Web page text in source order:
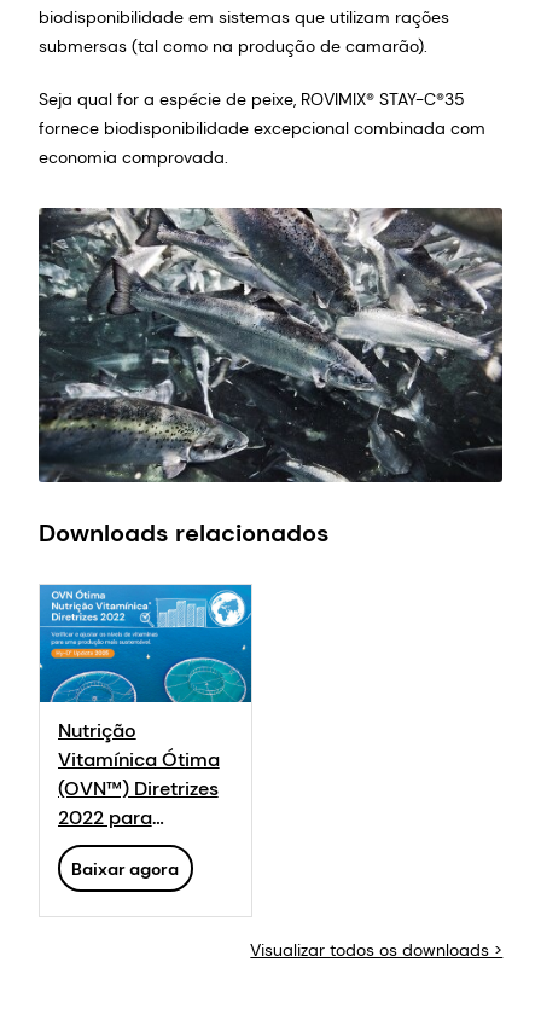
biodisponibilidade em sistemas que utilizam rações
submersas (tal como na produção de camarão).
Seja qual for a espécie de peixe, ROVIMIX® STAY-C®35
fornece biodisponibilidade excepcional combinada com
economia comprovada.
Downloads relacionados
Nutrição
Vitamínica Ótima
(OVN™) Diretrizes
2022 para
Aquicultura
Baixar agora
Visualizar todos os downloads >